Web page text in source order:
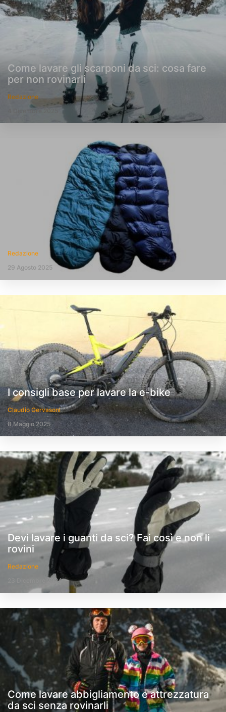
Come lavare gli scarponi da sci: cosa fare
per non rovinarli
Redazione
Redazione
29 Agosto 2025
I consigli base per lavare la e-bike
Claudio Gervasoni
8 Maggio 2025
Devi lavare i guanti da sci? Fai così e non li
rovini
Redazione
23 Dicembre 2024
Come lavare abbigliamento e attrezzatura
da sci senza rovinarli